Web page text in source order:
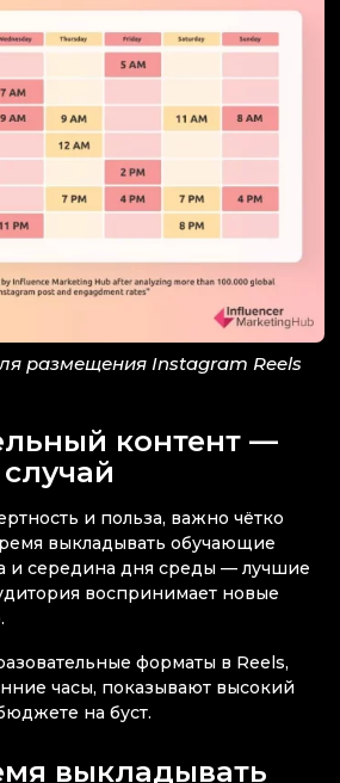
размещения Instagram Reels
контент —
и польза, важно чётко
выкладывать обучающие
и середина дня среды — лучшие
воспринимает новые
форматы в Reels,
часы, показывают высокий
на буст.
выкладывать